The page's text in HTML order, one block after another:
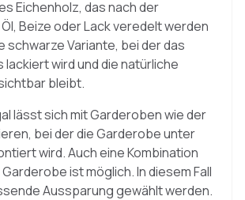
Eichenholz, das nach der
Beize oder Lack veredelt werden
schwarze Variante, bei der das
lackiert wird und die natürliche
bleibt.
lässt sich mit Garderoben wie der
bei der die Garderobe unter
wird. Auch eine Kombination
ist möglich. In diesem Fall
Aussparung gewählt werden.